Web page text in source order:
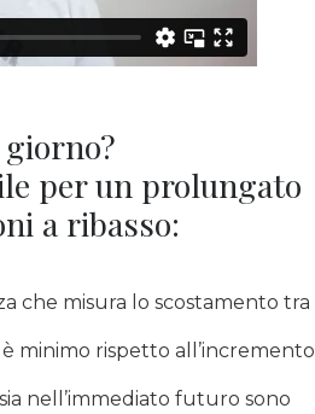
per un prolungato
a ribasso:
che misura lo scostamento tra
minimo rispetto all’incremento
nell’immediato futuro sono